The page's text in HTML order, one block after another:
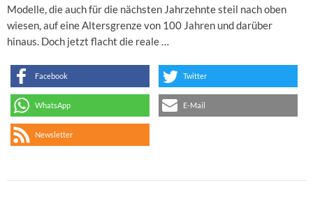
Modelle, die auch für die nächsten Jahrzehnte steil nach oben
wiesen, auf eine Altersgrenze von 100 Jahren und darüber
hinaus. Doch jetzt flacht die reale …
Facebook Twitter
WhatsApp E-Mail
Newsletter